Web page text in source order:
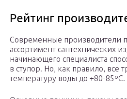
Рейтинг
Современные производители
ассортимент сантехнических
начинающего специалиста
в ступор. Но, как правило, все
температуру воды до +80-85ºС.